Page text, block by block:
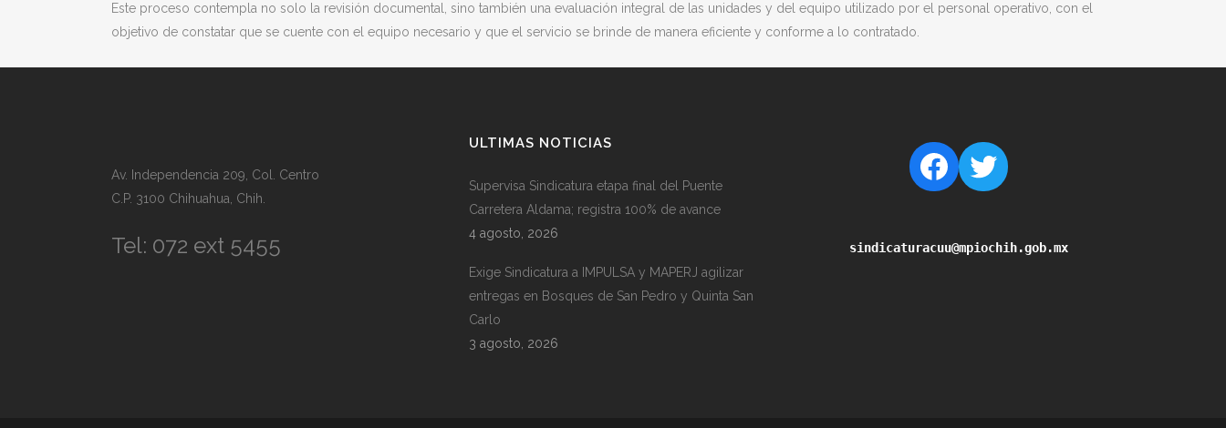
Este proceso contempla no solo la revisión documental, sino también una evaluación integral de las unidades y del equipo utilizado por el personal operativo, con el
objetivo de constatar que se cuente con el equipo necesario y que el servicio se brinde de manera eficiente y conforme a lo contratado.
Av. Independencia 209, Col. Centro
C.P. 3100 Chihuahua, Chih.
Tel: 072 ext 5455
ULTIMAS NOTICIAS
Supervisa Sindicatura etapa final del Puente
Carretera Aldama; registra 100% de avance
4 agosto, 2026
Exige Sindicatura a IMPULSA y MAPERJ agilizar
entregas en Bosques de San Pedro y Quinta San
Carlo
3 agosto, 2026
sindicaturacuu@mpiochih.gob.mx